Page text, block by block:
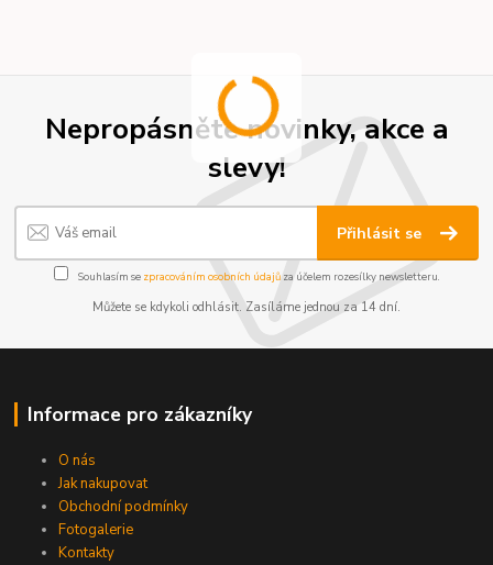
Nepropásněte novinky, akce a
slevy!
Přihlásit se
Souhlasím se zpracováním osobních údajůza účelem rozesílky newsletteru.
Můžete se kdykoli odhlásit. Zasíláme jednou za 14 dní.
Informace pro zákazníky
O nás
Jak nakupovat
Obchodní podmínky
Fotogalerie
Kontakty